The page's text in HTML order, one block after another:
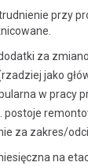
przy
za
jako
w pracy
za zakres/
na